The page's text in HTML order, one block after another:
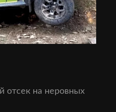
отсек на неровных